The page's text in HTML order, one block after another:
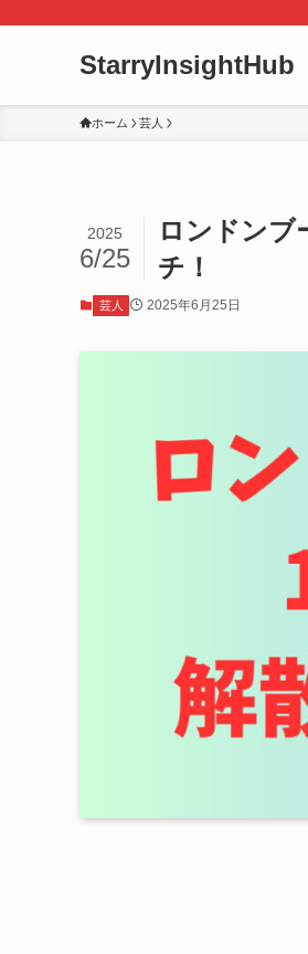
StarryInsightHub
ホーム 芸人
ロンドンブ
チ！
2025
6/25
芸人 2025年6月25日